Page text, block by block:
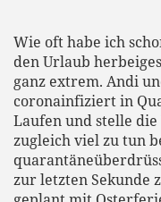
Wie oft habe ich
den Urlaub
ganz extrem. Andi
coronainfiziert in
Laufen und stelle
zugleich viel zu tun
zur letzten Sekunde